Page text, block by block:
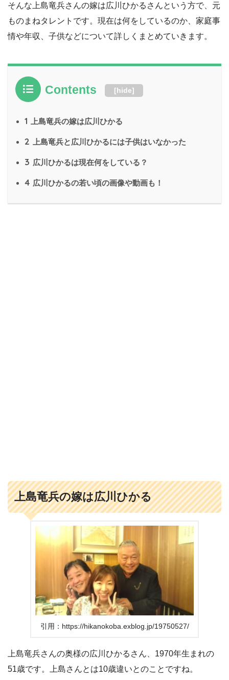
そんな上島竜兵さんの嫁は広川ひかるさんという方で、元
ものまねタレントです。現在は何をしているのか、家庭事
情や年収、子供などについて詳しくまとめていきます。
Contents [hide]
1 上島竜兵の嫁は広川ひかる
2 上島竜兵と広川ひかるには子供はいなかった
3 広川ひかるは現在何をしている？
4 広川ひかるの若い頃の画像や動画も！
上島竜兵の嫁は広川ひかる
引用：https://hikanokoba.exblog.jp/19750527/
上島竜兵さんの奥様の広川ひかるさん、1970年生まれの
51歳です。上島さんとは10歳違いとのことですね。